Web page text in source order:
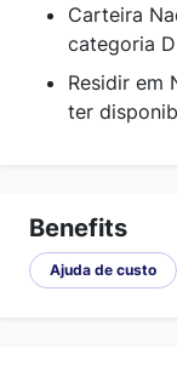
Carteira
categoria
Residir em
ter
Benefits
Ajuda de custo